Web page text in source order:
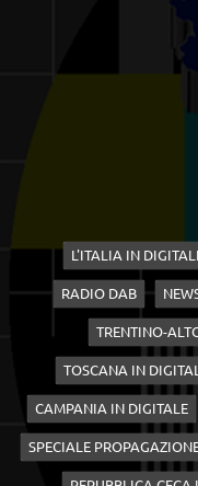
L'ITALIA IN
RADIO DAB
TRENTINO-
TOSCANA IN
CAMPANIA IN DIGITALE
SPECIALE